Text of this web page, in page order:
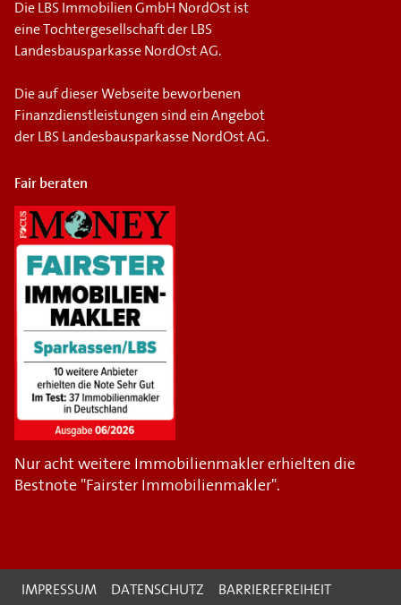
Die LBS Immobilien GmbH NordOst ist
eine Tochtergesellschaft der LBS
Landesbausparkasse NordOst AG.
Die auf dieser Webseite beworbenen
Finanzdienstleistungen sind ein Angebot
der LBS Landesbausparkasse NordOst AG.
Fair beraten
Nur acht weitere Immobilienmakler erhielten die
Bestnote "Fairster Immobilienmakler".
IMPRESSUM DATENSCHUTZ BARRIEREFREIHEIT